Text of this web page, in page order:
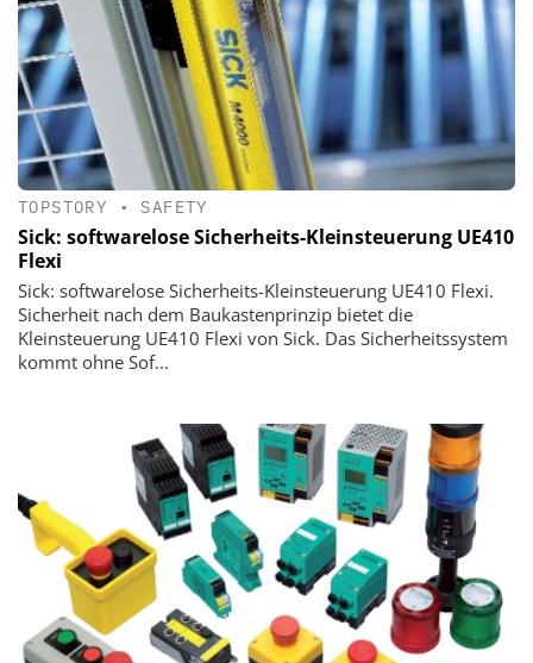
TOPSTORY • SAFETY
Sick: softwarelose Sicherheits-Kleinsteuerung UE410
Flexi
Sick: softwarelose Sicherheits-Kleinsteuerung UE410 Flexi.
Sicherheit nach dem Baukastenprinzip bietet die
Kleinsteuerung UE410 Flexi von Sick. Das Sicherheitssystem
kommt ohne Sof...